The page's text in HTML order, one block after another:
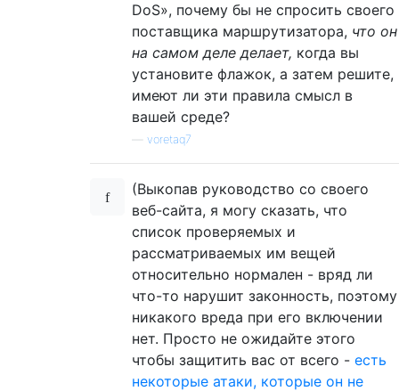
DoS», почему бы не спросить своего
поставщика маршрутизатора, что он
на самом деле делает, когда вы
установите флажок, а затем решите,
имеют ли эти правила смысл в
вашей среде?
voretaq7
(Выкопав руководство со своего
веб-сайта, я могу сказать, что
список проверяемых и
рассматриваемых им вещей
относительно нормален - вряд ли
что-то нарушит законность, поэтому
никакого вреда при его включении
нет. Просто не ожидайте этого
чтобы защитить вас от всего - есть
некоторые атаки, которые он не